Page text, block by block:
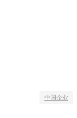
中国企业